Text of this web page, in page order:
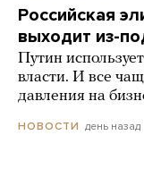
Российская
выходит из-
Путин
власти. И все
давления на
НОВОСТИ день назад